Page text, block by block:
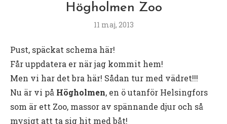
Högholmen Zoo
11 maj, 2013
Pust, späckat schema här!
Får uppdatera er när jag kommit hem!
Men vi har det bra här! Sådan tur med vädret!!!
Nu är vi på Högholmen, en ö utanför Helsingfors
som är ett Zoo, massor av spännande djur och så
mysigt att ta sig hit med båt!